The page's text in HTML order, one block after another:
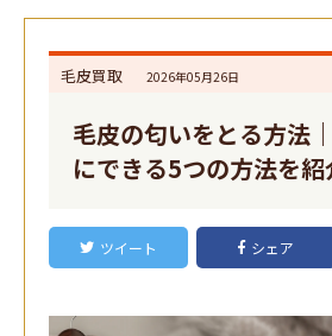
毛皮買取 2026年05月26日
毛皮の匂いをとる方法
にできる5つの方法を紹
ツイート シェア